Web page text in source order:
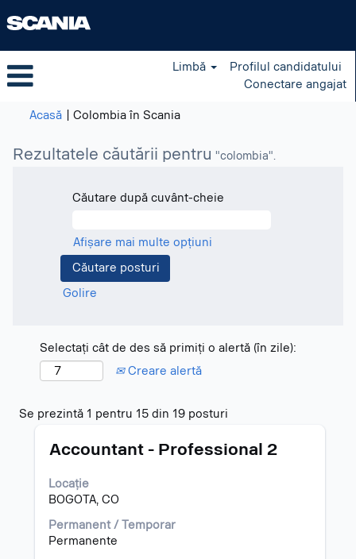
Limbă
Profilul candidatului
Conectare angajat
Acasă Colombia în Scania(pagina
Rezultatele căutării pentru "colombia".
Căutare după cuvânt-cheie
Afișare mai multe opțiuni
Golire
Selectați cât de des să primiți o alertă (în zile):
Creare alertă
Se prezintă 1 pentru 15 din 19 posturi
pentru
Titlu
Accountant - Professional 2
Locație
BOGOTA, CO
Permanent / Temporar
Permanente
Selectați
tasta
spațiu
a
vizualiza